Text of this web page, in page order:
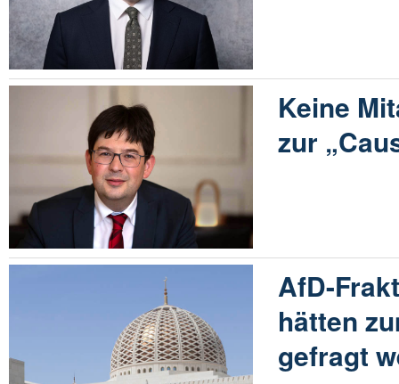
Keine
zur
AfD-
hätten
gefragt